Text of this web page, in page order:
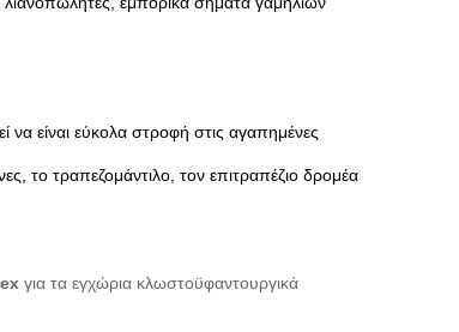
είναι εύκολα στροφή στις αγαπημένες
το τραπεζομάντιλο, τον επιτραπέζιο δρομέα
για τα εγχώρια κλωστοϋφαντουργικά